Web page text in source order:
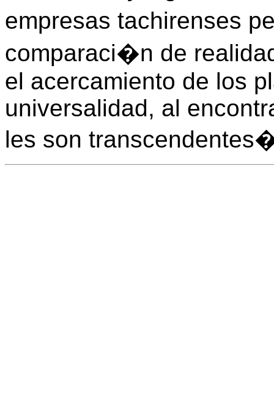
empresas tachirenses
comparaci�n de
el acercamiento de los
universalidad, al
les son